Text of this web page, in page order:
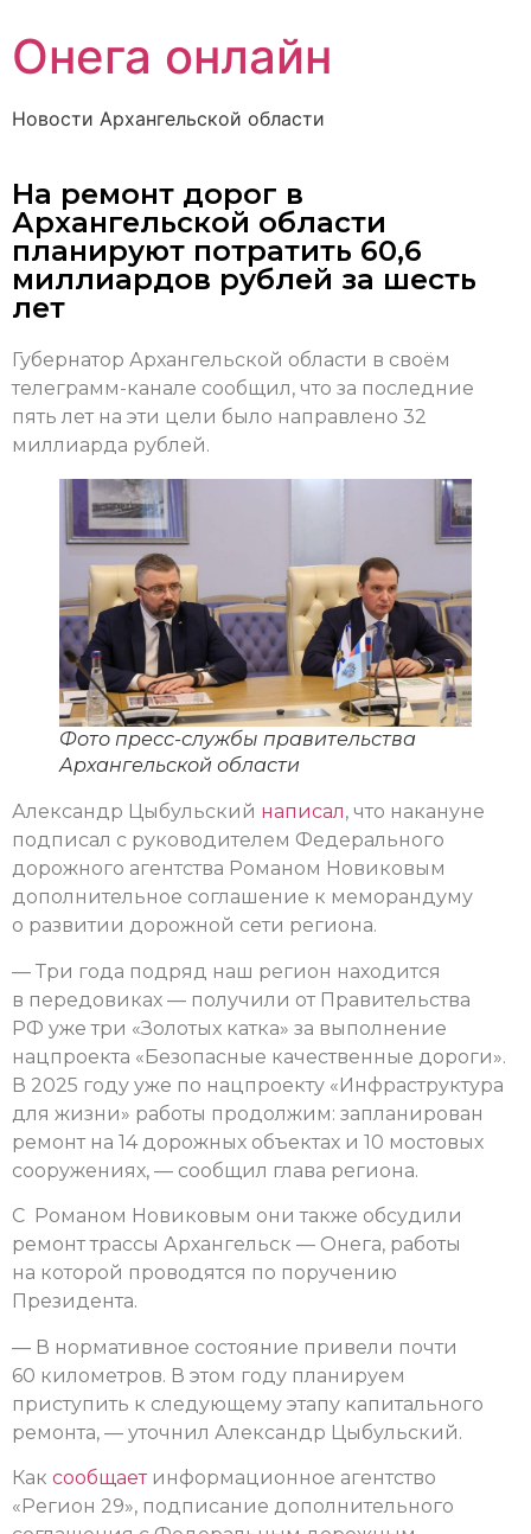
Онега онлайн
Новости Архангельской области
На ремонт дорог в
Архангельской области
планируют потратить 60,6
миллиардов рублей за шесть
лет
Губернатор Архангельской области в своём
телеграмм-канале сообщил, что за последние
пять лет на эти цели было направлено 32
миллиарда рублей.
Фото пресс-службы правительства
Архангельской области
Александр Цыбульский написал, что накануне
подписал с руководителем Федерального
дорожного агентства Романом Новиковым
дополнительное соглашение к меморандуму
о развитии дорожной сети региона.
— Три года подряд наш регион находится
в передовиках — получили от Правительства
РФ уже три «Золотых катка» за выполнение
нацпроекта «Безопасные качественные дороги».
В 2025 году уже по нацпроекту «Инфраструктура
для жизни» работы продолжим: запланирован
ремонт на 14 дорожных объектах и 10 мостовых
сооружениях, — сообщил глава региона.
С Романом Новиковым они также обсудили
ремонт трассы Архангельск — Онега, работы
на которой проводятся по поручению
Президента.
— В нормативное состояние привели почти
60 километров. В этом году планируем
приступить к следующему этапу капитального
ремонта, — уточнил Александр Цыбульский.
Как сообщаетинформационное агентство
«Регион 29», подписание дополнительного